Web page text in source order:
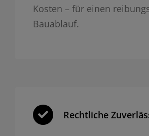
Kosten – für einen
Bauablauf.
Rechtliche